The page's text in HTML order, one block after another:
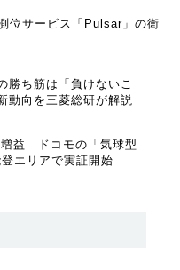
位サービス「Pulsar」の衛
勝ち筋は「負けないこ
向を三菱総研が解説
益 ドコモの「気球型
エリアで実証開始